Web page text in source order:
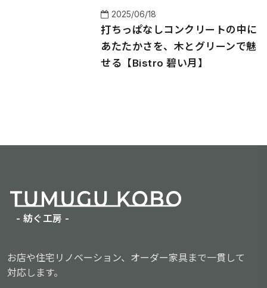
2025/06/18
打ちっぱなしコンクリートの中に
あたたかさを、木とグリーンで魅
せる【Bistro 碧い月】
- 紡ぐ工房 -
お店や住宅リノベーション、オーダー家具まで一貫して
対応します。